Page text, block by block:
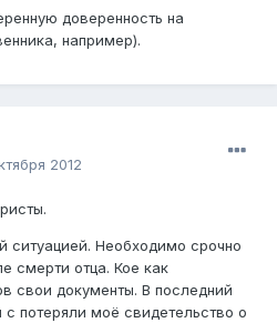
доверенность на
например).
2012
ситуацией. Необходимо срочно
смерти отца. Кое как
свои документы. В последний
потеряли моё свидетельство о